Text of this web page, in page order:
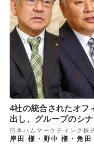
4社の統合されたオフ
出し、グループのシ
日本ハムマーケティング株
岸田 様・野中 様・角